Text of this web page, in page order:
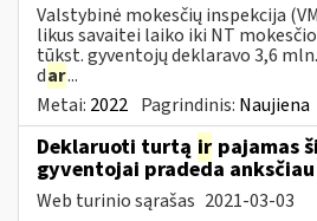
Valstybinė mokesčių inspekcija
likus savaitei laiko iki NT
tūkst. gyventojų deklaravo 3,6
dar...
Metai: 2022 Pagrindinis: Naujiena
Deklaruoti turtą ir pajamas
gyventojai pradeda
Web turinio sąrašas 2021-03-03